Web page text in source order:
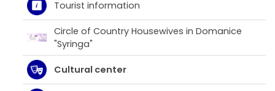
Tourist information
Circle of Country Housewives in Domanice
"Syringa"
Cultural center